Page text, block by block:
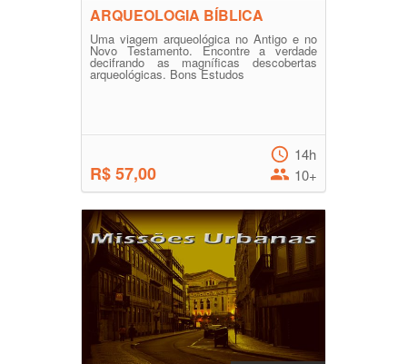
ARQUEOLOGIA BÍBLICA
Uma viagem arqueológica no Antigo e no
Novo Testamento. Encontre a verdade
decifrando as magníficas descobertas
arqueológicas. Bons Estudos
R$ 57,00
14h
10+